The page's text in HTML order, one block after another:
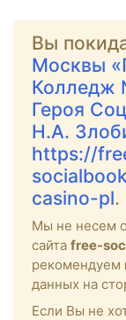
Вы
Москвы
Колледж
Героя
Н.А.
https://
casino-pl.
Мы не несем
сайта free-
рекомендуем
данных на
Если Вы не